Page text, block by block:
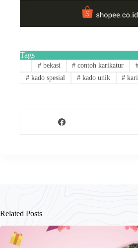
Tags
#bekasi # contoh karikatur
#kado spesial #kado unik #
Related Posts